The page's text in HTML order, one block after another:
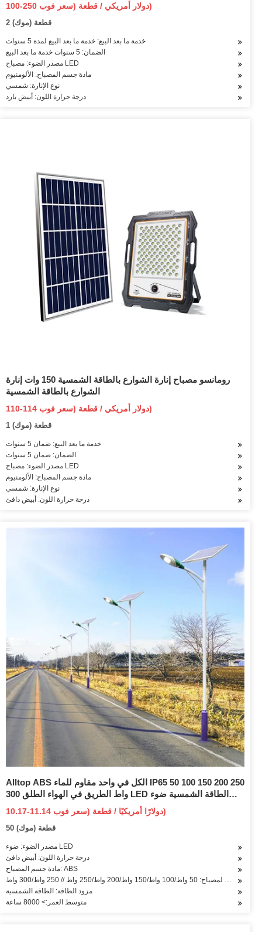
100-250 دولار أمريكي / قطعة (سعر فوب)
2 قطعة (موك)
خدمة ما بعد البيع: خدمة ما بعد البيع لمدة 5 سنوات
الضمان: 5 سنوات خدمة ما بعد البيع
مصدر الضوء: مصباح LED
مادة جسم المصباح: الألومنيوم
نوع الإنارة: شمسي
درجة حرارة اللون: أبيض بارد
رومانسو مصباح إنارة الشوارع بالطاقة الشمسية 150 وات إنارة
الشوارع بالطاقة الشمسية
110-114 دولار أمريكي / قطعة (سعر فوب)
1 قطعة (موك)
خدمة ما بعد البيع: ضمان 5 سنوات
الضمان: ضمان 5 سنوات
مصدر الضوء: مصباح LED
مادة جسم المصباح: الألومنيوم
نوع الإنارة: شمسي
درجة حرارة اللون: أبيض دافئ
Alltop ABS الكل في واحد مقاوم للماء IP65 50 100 150 200 250
300 واط الطريق في الهواء الطلق LED الطاقة الشمسية ضوء
10.17-11.14 دولارًا أمريكيًا / قطعة (سعر فوب)
50 قطعة (موك)
مصدر الضوء: ضوء LED
درجة حرارة اللون: أبيض دافئ
مادة جسم المصباح: ABS
قوة المصباح: 50 واط/100 واط/150 واط/200 واط/250 واط // 250 واط/300 واط
مزود الطاقة: الطاقة الشمسية
متوسط العمر:> 8000 ساعة